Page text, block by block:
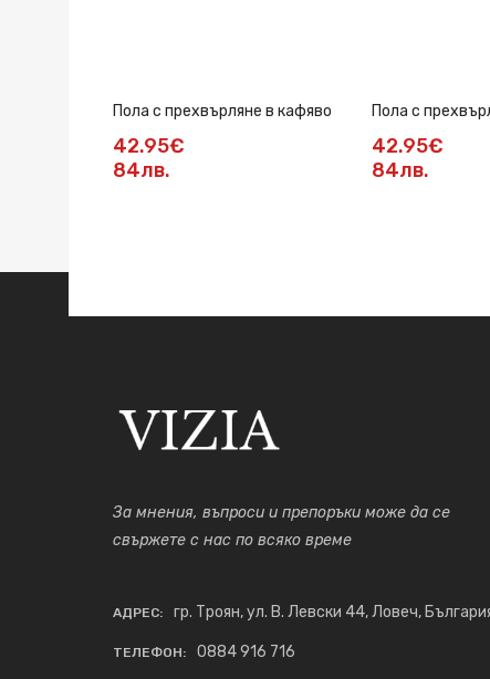
Пола с прехвърляне в кафяво
42.95€
84лв.
Пола с
42.95€
84лв.
За мнения, въпроси и препоръки може да се
свържете с нас по всяко време
АДРЕС: гр. Троян, ул. В. Левски 44, Ловеч,
ТЕЛЕФОН: 0884 916 716